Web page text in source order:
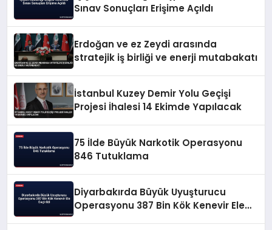
Sınav Sonuçları Erişime Açıldı
Erdoğan ve ez Zeydi arasında
stratejik iş birliği ve enerji mutabakatı
İstanbul Kuzey Demir Yolu Geçişi
Projesi İhalesi 14 Ekimde Yapılacak
75 İlde Büyük Narkotik Operasyonu
846 Tutuklama
Diyarbakırda Büyük Uyuşturucu
Operasyonu 387 Bin Kök Kenevir Ele